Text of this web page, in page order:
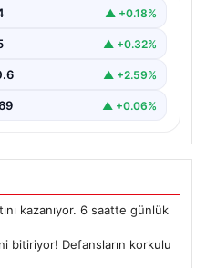
▲ +0.18%
▲ +0.32%
▲ +2.59%
▲ +0.06%
kazanıyor. 6 saatte günlük
bitiriyor! Defansların korkulu